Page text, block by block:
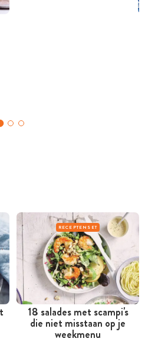
RECEPTENSET
18 salades met scampi's
die niet misstaan op je
weekmenu